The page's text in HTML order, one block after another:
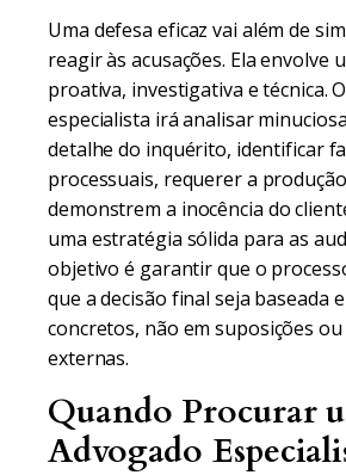
Uma defesa eficaz vai além de
reagir às acusações. Ela envolve
proativa, investigativa e técnica.
especialista irá analisar
detalhe do inquérito, identificar
processuais, requerer a
demonstrem a inocência do
uma estratégia sólida para as
objetivo é garantir que o
que a decisão final seja baseada
concretos, não em suposições
externas.
Quando Procurar
Advogado